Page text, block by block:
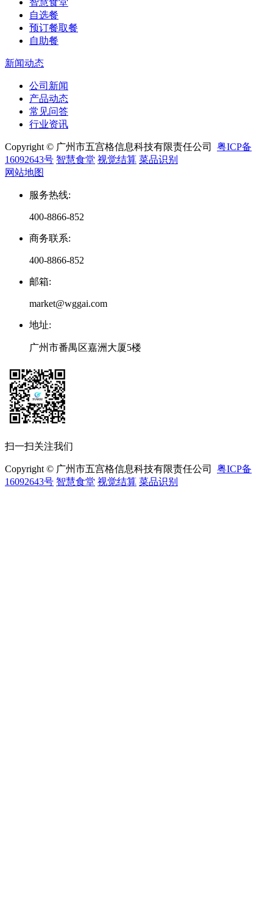
自选餐
预订餐取餐
自助餐
新闻动态
公司新闻
产品动态
常见问答
行业资讯
Copyright © 广州市五宫格信息科技有限责任公司 粤ICP备
16092643号 智慧食堂 视觉结算 菜品识别
网站地图
服务热线:
400-8866-852
商务联系:
400-8866-852
邮箱:
market@wggai.com
地址:
广州市番禺区嘉洲大厦5楼
扫一扫关注我们
Copyright © 广州市五宫格信息科技有限责任公司 粤ICP备
16092643号 智慧食堂 视觉结算 菜品识别